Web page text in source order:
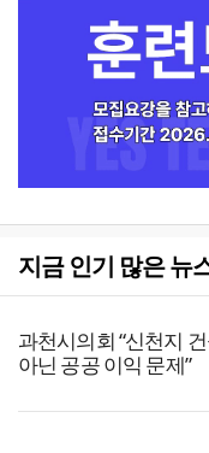
지금 인기 많은 뉴
과천시의회 “신천지
아닌 공공 이익 문제”